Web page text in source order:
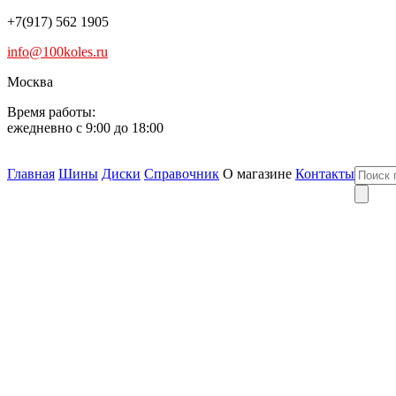
+7(917) 562 1905
info@100koles.ru
Москва
Время работы:
ежедневно с 9:00 до 18:00
Главная Шины Диски Справочник О магазине Контакты